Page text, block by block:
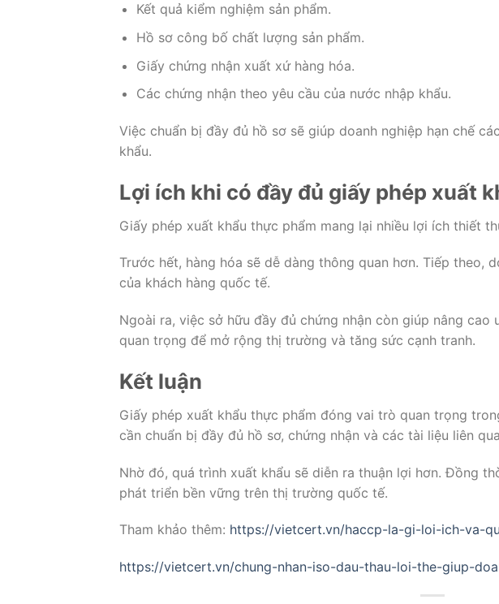
Kết quả kiểm nghiệm sản phẩm.
Hồ sơ công bố chất lượng sản phẩm.
Giấy chứng nhận xuất xứ hàng hóa.
Các chứng nhận theo yêu cầu của nước nhập khẩu.
Việc chuẩn bị đầy đủ hồ sơ sẽ giúp doanh nghiệp hạn chế
khẩu.
Lợi ích khi có đầy đủ giấy phép xuất
Giấy phép xuất khẩu thực phẩm mang lại nhiều lợi ích thiết
Trước hết, hàng hóa sẽ dễ dàng thông quan hơn. Tiếp theo,
của khách hàng quốc tế.
Ngoài ra, việc sở hữu đầy đủ chứng nhận còn giúp nâng
quan trọng để mở rộng thị trường và tăng sức cạnh tranh.
Kết luận
Giấy phép xuất khẩu thực phẩm đóng vai trò quan trọng
cần chuẩn bị đầy đủ hồ sơ, chứng nhận và các tài liệu liên
Nhờ đó, quá trình xuất khẩu sẽ diễn ra thuận lợi hơn. Đồng
phát triển bền vững trên thị trường quốc tế.
Tham khảo thêm: https://vietcert.vn/haccp-la-gi-loi-ich-va-
https://vietcert.vn/chung-nhan-iso-dau-thau-loi-the-giup-